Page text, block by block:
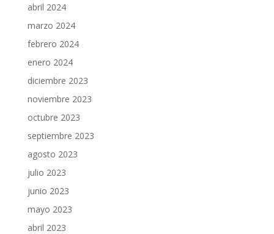
abril 2024
marzo 2024
febrero 2024
enero 2024
diciembre 2023
noviembre 2023
octubre 2023
septiembre 2023
agosto 2023
julio 2023
junio 2023
mayo 2023
abril 2023